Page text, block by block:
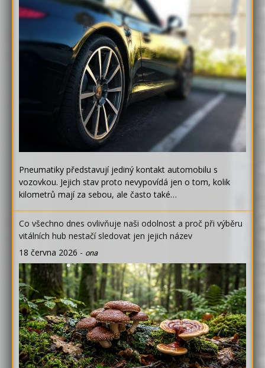
Pneumatiky představují jediný kontakt automobilu s
vozovkou. Jejich stav proto nevypovídá jen o tom, kolik
kilometrů mají za sebou, ale často také…
Co všechno dnes ovlivňuje naši odolnost a proč při výběru
vitálních hub nestačí sledovat jen jejich název
18 června 2026 - ona